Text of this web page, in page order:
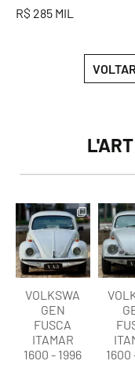
R$ 285 MIL
L'ART
lart.br
Ago 8
VOLKSWA
GEN
FUSCA
ITAMAR
1600 - 1996
1600